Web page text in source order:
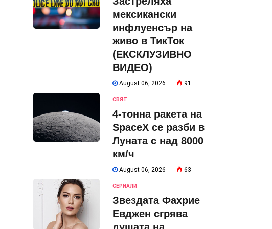
мексикански
инфлуенсър на
живо в ТикТок
(ЕКСКЛУЗИВНО
ВИДЕО)
August 06, 2026 91
СВЯТ
4-тонна ракета на
SpaceX се разби в
Луната с над 8000
км/ч
August 06, 2026 63
СЕРИАЛИ
Звездата Фахрие
Евджен сгрява